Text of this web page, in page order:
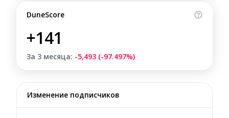
DuneScore
+141
За 3 месяца: -5,493 (-97.497%)
Изменение подписчиков